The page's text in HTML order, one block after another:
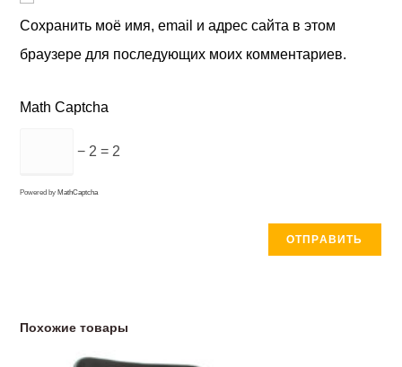
Сохранить моё имя, email и адрес сайта в этом
браузере для последующих моих комментариев.
Math Captcha
− 2 = 2
Powered by MathCaptcha
Похожие товары